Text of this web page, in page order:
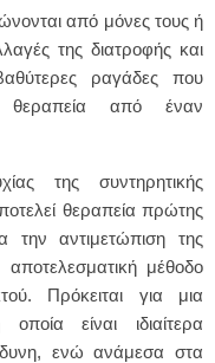
από μόνες τους ή
της διατροφής και
ραγάδες που
θεραπεία από έναν
της συντηρητικής
θεραπεία πρώτης
αντιμετώπιση της
μέθοδο
Πρόκειται για μια
είναι ιδιαίτερα
ενώ ανάμεσα στα